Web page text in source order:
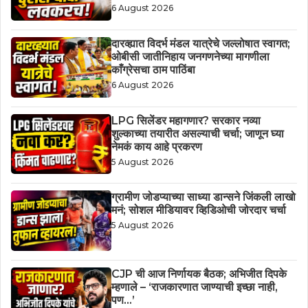
6 August 2026
दारव्ह्यात विदर्भ मंडल यात्रेचे जल्लोषात स्वागत;
ओबीसी जातीनिहाय जनगणनेच्या मागणीला
काँग्रेसचा ठाम पाठिंबा
6 August 2026
LPG सिलेंडर महागणार? सरकार नव्या
शुल्काच्या तयारीत असल्याची चर्चा; जाणून घ्या
नेमकं काय आहे प्रकरण
5 August 2026
ग्रामीण जोडप्याच्या साध्या डान्सने जिंकली लाखो
मनं; सोशल मीडियावर व्हिडिओची जोरदार चर्चा
5 August 2026
CJP ची आज निर्णायक बैठक; अभिजीत दिपके
म्हणाले – ‘राजकारणात जाण्याची इच्छा नाही,
पण…’